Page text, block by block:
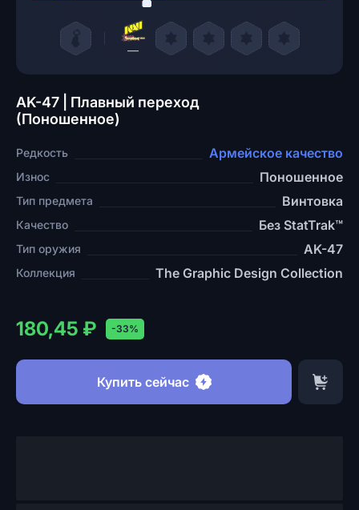
—
AK-47 | Плавный переход
(Поношенное)
Редкость Армейское качество
Износ Поношенное
Тип предмета Винтовка
Качество Без StatTrak™
Тип оружия AK-47
Коллекция The Graphic Design Collection
180,45 ₽ -33%
Купить сейчас